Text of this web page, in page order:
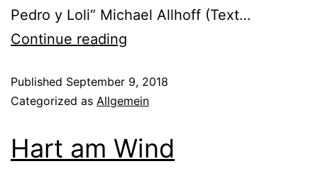
Pedro y Loli“ Michael Allhoff (Text…
Continue reading
Published September 9, 2018
Categorized as Allgemein
Hart am Wind